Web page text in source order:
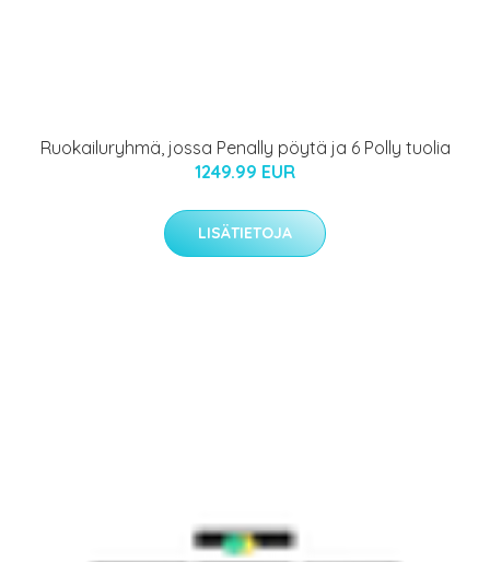
Ruokailuryhmä, jossa Penally pöytä ja 6 Polly tuolia
1249.99 EUR
LISÄTIETOJA